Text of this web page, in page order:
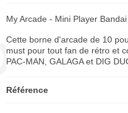
My Arcade - Mini Player
Cette borne d'arcade de 10
must pour tout fan de rétro et
PAC-MAN, GALAGA et DIG
Référence